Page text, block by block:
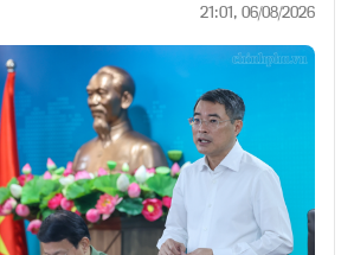
21:01, 06/08/2026